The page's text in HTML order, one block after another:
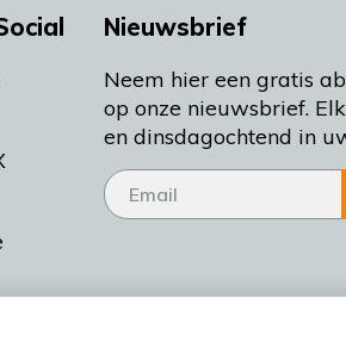
Nieuwsbrief
Neem hier een gratis
op onze nieuwsbrief.
en dinsdagochtend in